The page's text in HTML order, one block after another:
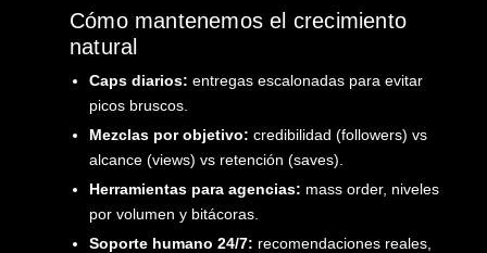
Cómo mantenemos el crecimiento
natural
Caps diarios: entregas escalonadas para evitar
picos bruscos.
Mezclas por objetivo: credibilidad (followers) vs
alcance (views) vs retención (saves).
Herramientas para agencias: mass order, niveles
por volumen y bitácoras.
Soporte humano 24/7: recomendaciones reales,